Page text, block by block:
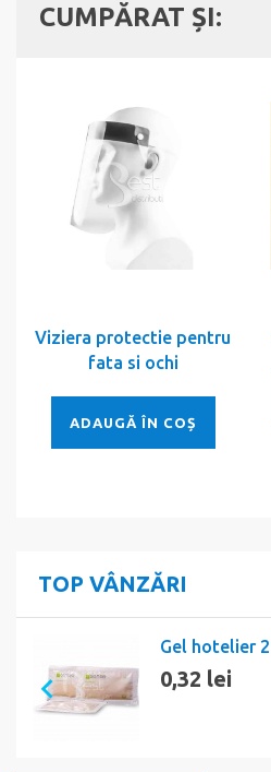
CUMPĂRAT ȘI:
Viziera protectie pentru
fata si ochi
ADAUGĂ ÎN COȘ
TOP VÂNZĂRI
Gel hotelier 2
0,32 lei